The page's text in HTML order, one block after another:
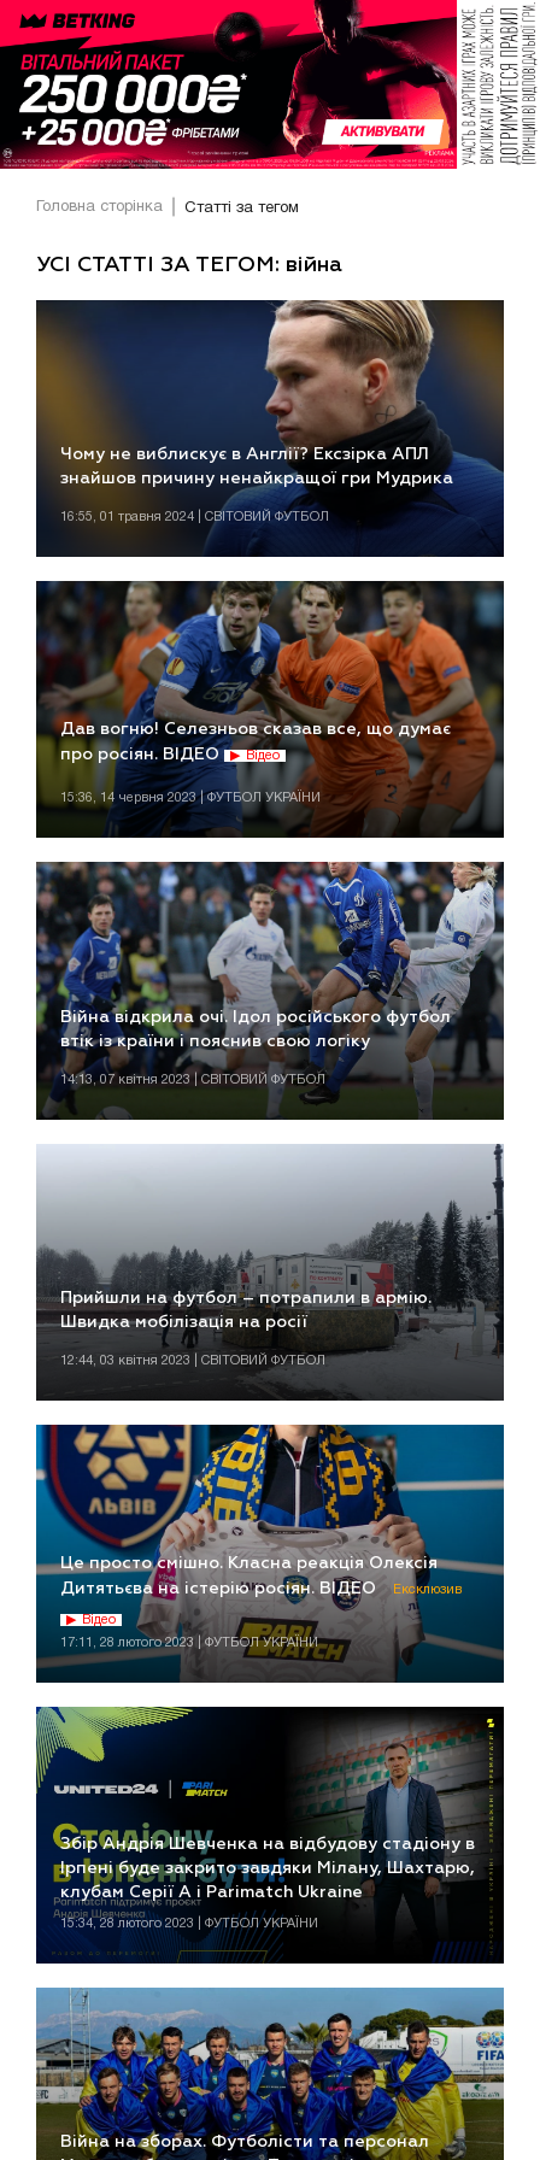
Головна сторінка Статті за тегом
УСІ СТАТТІ ЗА ТЕГОМ: війна
Чому не виблискує в Англії? Ексзірка АПЛ
знайшов причину ненайкращої гри Мудрика
16:55, 01 травня 2024 | СВІТОВИЙ ФУТБОЛ
Дав вогню! Селезньов сказав все, що думає
про росіян. ВІДЕО
Відео
15:36, 14 червня 2023 | ФУТБОЛ УКРАЇНИ
Війна відкрила очі. Ідол російського футбол
втік із країни і пояснив свою логіку
14:13, 07 квітня 2023 | СВІТОВИЙ ФУТБОЛ
Прийшли на футбол – потрапили в армію.
Швидка мобілізація на росії
12:44, 03 квітня 2023 | СВІТОВИЙ ФУТБОЛ
Це просто смішно. Класна реакція Олексія
Дитятьєва на істерію росіян. ВІДЕО
Ексклюзив
Відео
17:11, 28 лютого 2023 | ФУТБОЛ УКРАЇНИ
Збір Андрія Шевченка на відбудову стадіону в
Ірпені буде закрито завдяки Мілану, Шахтарю,
клубам Серії А і Parimatch Ukraine
15:34, 28 лютого 2023 | ФУТБОЛ УКРАЇНИ
Війна на зборах. Футболісти та персонал